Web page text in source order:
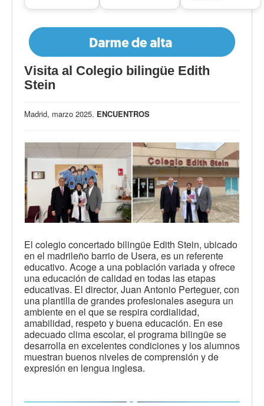
Visita al Colegio bilingüe Edith
Stein
Madrid, marzo 2025. ENCUENTROS
El colegio concertado bilingüe Edith Stein, ubicado
en el madrileño barrio de Usera, es un referente
educativo. Acoge a una población variada y ofrece
una educación de calidad en todas las etapas
educativas. El director, Juan Antonio Perteguer, con
una plantilla de grandes profesionales asegura un
ambiente en el que se respira cordialidad,
amabilidad, respeto y buena educación. En ese
adecuado clima escolar, el programa bilingüe se
desarrolla en excelentes condiciones y los alumnos
muestran buenos niveles de comprensión y de
expresión en lengua inglesa.